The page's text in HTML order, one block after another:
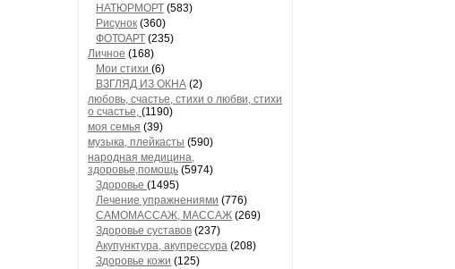
НАТЮРМОРТ (583)
Рисунок (360)
ФОТОАРТ (235)
Личное (168)
Мои стихи (6)
ВЗГЛЯД ИЗ ОКНА (2)
любовь, счастье, стихи о любви, стихи
о счастье, (1190)
моя семья (39)
музыка, плейкасты (590)
народная медицина,
здоровье,помощь (5974)
Здоровье (1495)
Лечение упражнениями (776)
САМОМАССАЖ, МАССАЖ (269)
Здоровье суставов (237)
Акупунктура, акупрессура (208)
Здоровье кожи (125)